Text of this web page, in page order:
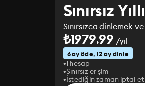
Sınırsız
Sınırsızca dinlemek
₺1979.99 /yıl
6 ay öde, 12 ay dinle
1 hesap
Sınırsız erişim
İstediğin zaman iptal et